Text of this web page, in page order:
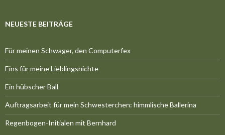
NEUESTE BEITRÄGE
Für meinen Schwager, den Computerfex
Eins für meine Lieblingsnichte
Ein hübscher Ball
Auftragsarbeit für mein Schwesterchen: himmlische Ballerina
Regenbogen-Initialen mit Bernhard